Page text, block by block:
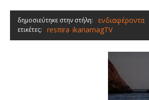
δημοσιεύτηκε στην στήλη: ενδιαφέροντα
ετικέτες: resπira, ikariamagTV